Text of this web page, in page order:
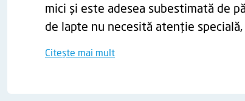
mici și este adesea subestimată de
de lapte nu necesită atenție specială,
Citește mai mult